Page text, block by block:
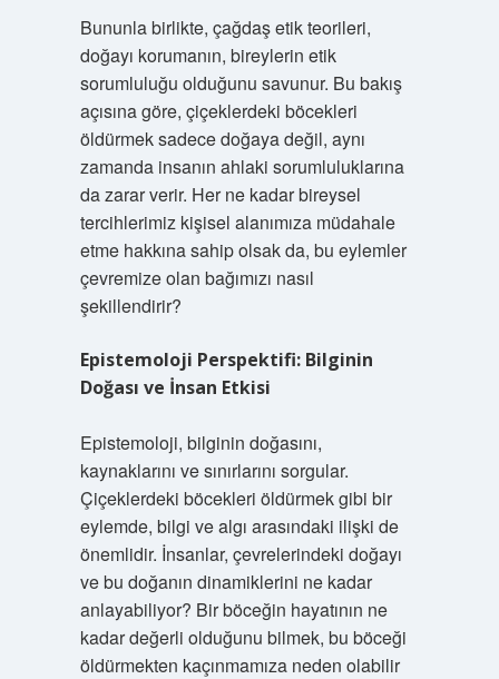
Bununla birlikte, çağdaş etik teorileri,
doğayı korumanın, bireylerin etik
sorumluluğu olduğunu savunur. Bu bakış
açısına göre, çiçeklerdeki böcekleri
öldürmek sadece doğaya değil, aynı
zamanda insanın ahlaki sorumluluklarına
da zarar verir. Her ne kadar bireysel
tercihlerimiz kişisel alanımıza müdahale
etme hakkına sahip olsak da, bu eylemler
çevremize olan bağımızı nasıl
şekillendirir?
Epistemoloji Perspektifi: Bilginin
Doğası ve İnsan Etkisi
Epistemoloji, bilginin doğasını,
kaynaklarını ve sınırlarını sorgular.
Çiçeklerdeki böcekleri öldürmek gibi bir
eylemde, bilgi ve algı arasındaki ilişki de
önemlidir. İnsanlar, çevrelerindeki doğayı
ve bu doğanın dinamiklerini ne kadar
anlayabiliyor? Bir böceğin hayatının ne
kadar değerli olduğunu bilmek, bu böceği
öldürmekten kaçınmamıza neden olabilir